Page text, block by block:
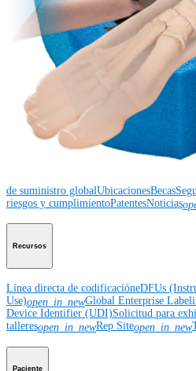
Educación médica
Educación médica Descripción de cursos
Ubicaciones
Nuestro departamento de
Corporación
de suministro globalUbicacionesBecas
riesgos y cumplimientoPatentesNoticias
Recursos
Línea directa de codificacióneDFUs
Use)open_in_newGlobal Enterprise
Device Identifier (UDI)Solicitud para
talleresopen_in_newRep Siteopen_in_new
Paciente